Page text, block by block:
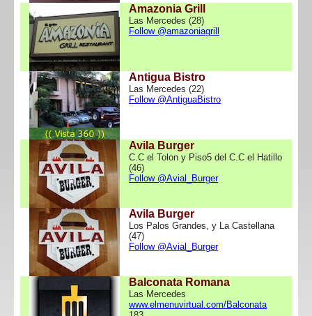
Amazonia Grill
Las Mercedes (28)
Follow @amazoniagrill
Antigua Bistro
Las Mercedes (22)
Follow @AntiguaBistro
Avila Burger
C.C el Tolon y Piso5 del C.C el Hatillo
(46)
Follow @Avial_Burger
Avila Burger
Los Palos Grandes, y La Castellana
(47)
Follow @Avial_Burger
Balconata Romana
Las Mercedes
www.elmenuvirtual.com/Balconata